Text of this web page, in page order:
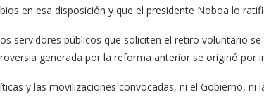
en esa disposición y que el presidente Noboa lo
servidores públicos que soliciten el retiro voluntario
generada por la reforma anterior se originó por
y las movilizaciones convocadas, ni el Gobierno, ni